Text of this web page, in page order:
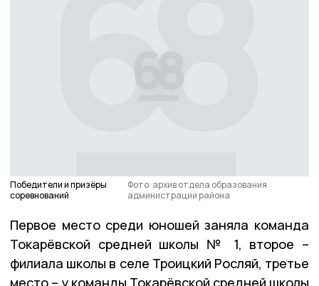
Победители и призёры
соревнований
Фото: архив отдела образования
администрации района
Первое место среди юношей заняла команда
Токарёвской средней школы № 1, второе –
филиала школы в селе Троицкий Росляй, третье
место – у команды Токарёвской средней школы